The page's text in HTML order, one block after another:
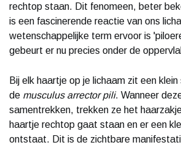
rechtop staan. Dit fenomeen, beter
is een fascinerende reactie van ons
wetenschappelijke term ervoor is
gebeurt er nu precies onder de
Bij elk haartje op je lichaam zit een
de musculus arrector pili. Wanneer
samentrekken, trekken ze het
haartje rechtop gaat staan en er een
ontstaat. Dit is de zichtbare